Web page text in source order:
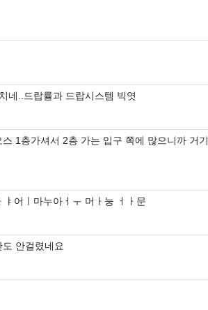
네..드랍률과 드랍시스템 빅엿
1층가셔서 2층 가는 입구 쪽에 많으니까 거기
ㅑ어ㅣ마누아ㅓㅜ 머ㅏ눙 ㅓㅏ문
안걸렸네요